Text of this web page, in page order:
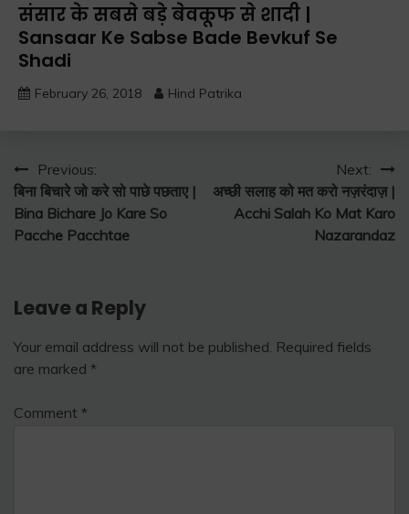
संसार के सबसे बड़े बेवकूफ से शादी |
Sansaar Ke Sabse Bade Bevkuf Se
Shadi
February 26, 2018 Hind Patrika
Post
navigation
Previous:
बिना बिचारे जो करे सो पाछे पछताए |
Bina Bichare Jo Kare So
Pacche Pacchtae
Next:
अच्छी सलाह को मत करो नज़रंदाज़ |
Acchi Salah Ko Mat Karo
Nazarandaz
Leave a Reply
Your email address will not be published. Required fields
are marked *
Comment *